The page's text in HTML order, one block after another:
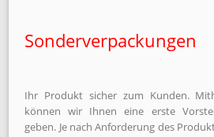
Sonderverpackungen
Ihr Produkt sicher zum Kunden.
können wir Ihnen eine erste
geben. Je nach An­forderung des